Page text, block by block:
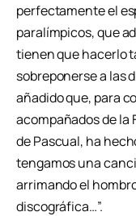
perfectamente el
paralímpicos, que
tienen que hacerlo
sobreponerse a las
añadido que, para
acompañados de la
de Pascual, ha
tengamos una
arrimando el
discográfica…”.